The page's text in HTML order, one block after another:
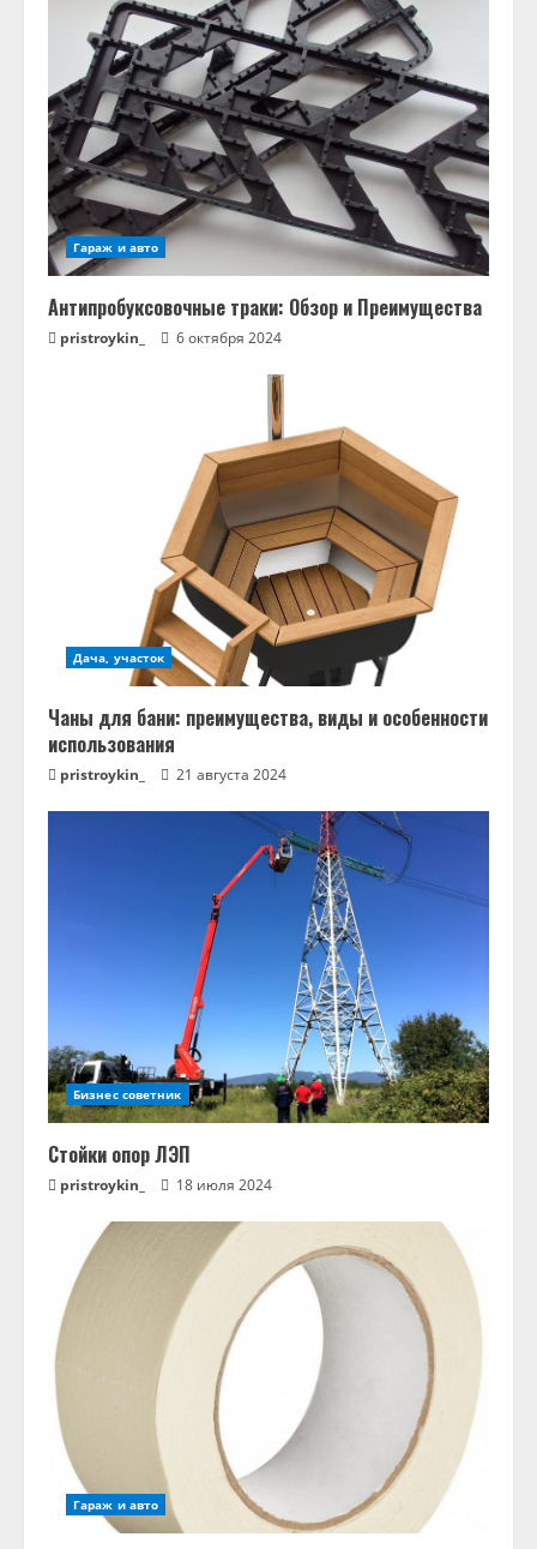
Гараж и авто
Антипробуксовочные траки: Обзор и Преимущества
pristroykin_ 6 октября 2024
Дача, участок
Чаны для бани: преимущества, виды и особенности
использования
pristroykin_ 21 августа 2024
Бизнес советник
Стойки опор ЛЭП
pristroykin_ 18 июля 2024
Гараж и авто